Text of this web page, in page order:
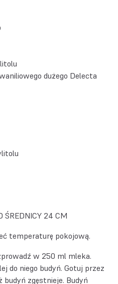
dużego Delecta
ŚREDNICY 24 CM
temperaturę pokojową.
w 250 ml mleka.
do niego budyń. Gotuj przez
budyń zgęstnieje. Budyń